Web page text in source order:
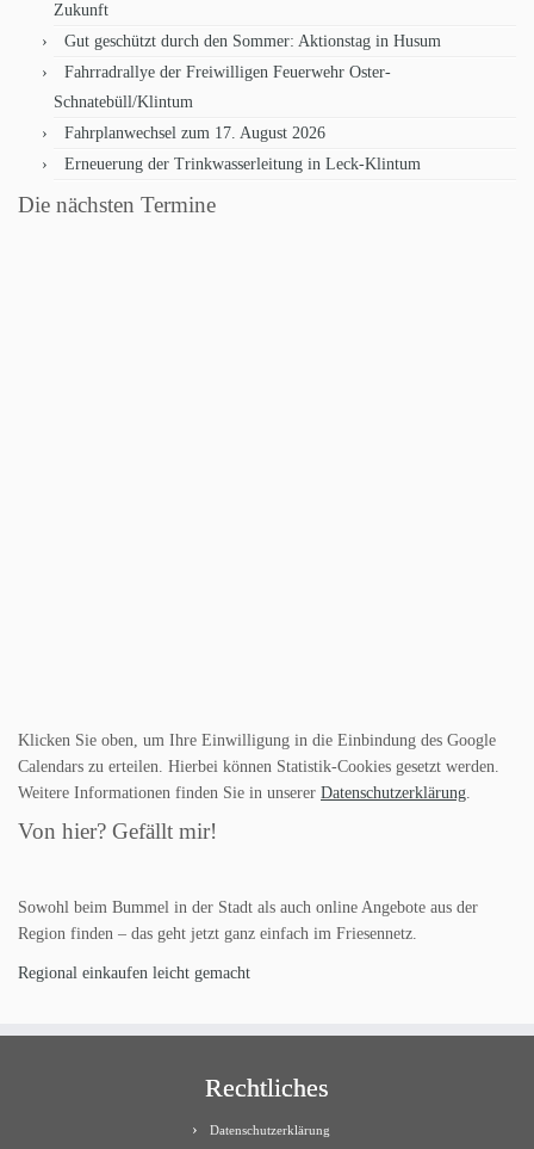
Zukunft
Gut geschützt durch den Sommer: Aktionstag in Husum
Fahrradrallye der Freiwilligen Feuerwehr Oster-
Schnatebüll/Klintum
Fahrplanwechsel zum 17. August 2026
Erneuerung der Trinkwasserleitung in Leck-Klintum
Die nächsten Termine
Klicken Sie oben, um Ihre Einwilligung in die Einbindung des Google
Calendars zu erteilen. Hierbei können Statistik-Cookies gesetzt werden.
Weitere Informationen finden Sie in unserer Datenschutzerklärung.
Von hier? Gefällt mir!
Sowohl beim Bummel in der Stadt als auch online Angebote aus der
Region finden – das geht jetzt ganz einfach im Friesennetz.
Regional einkaufen leicht gemacht
Rechtliches
Datenschutzerklärung